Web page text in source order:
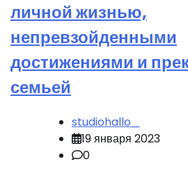
личной жизнью,
непревзойденными
достижениями и
семьей
studiohallo_
19 января 2023
0